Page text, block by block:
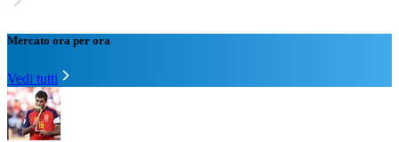
Mercato ora per ora
Vedi tutti